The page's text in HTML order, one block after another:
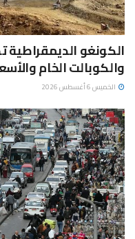
الكونغو
والكوبالت الخام
الخميس 6 أغسطس 2026